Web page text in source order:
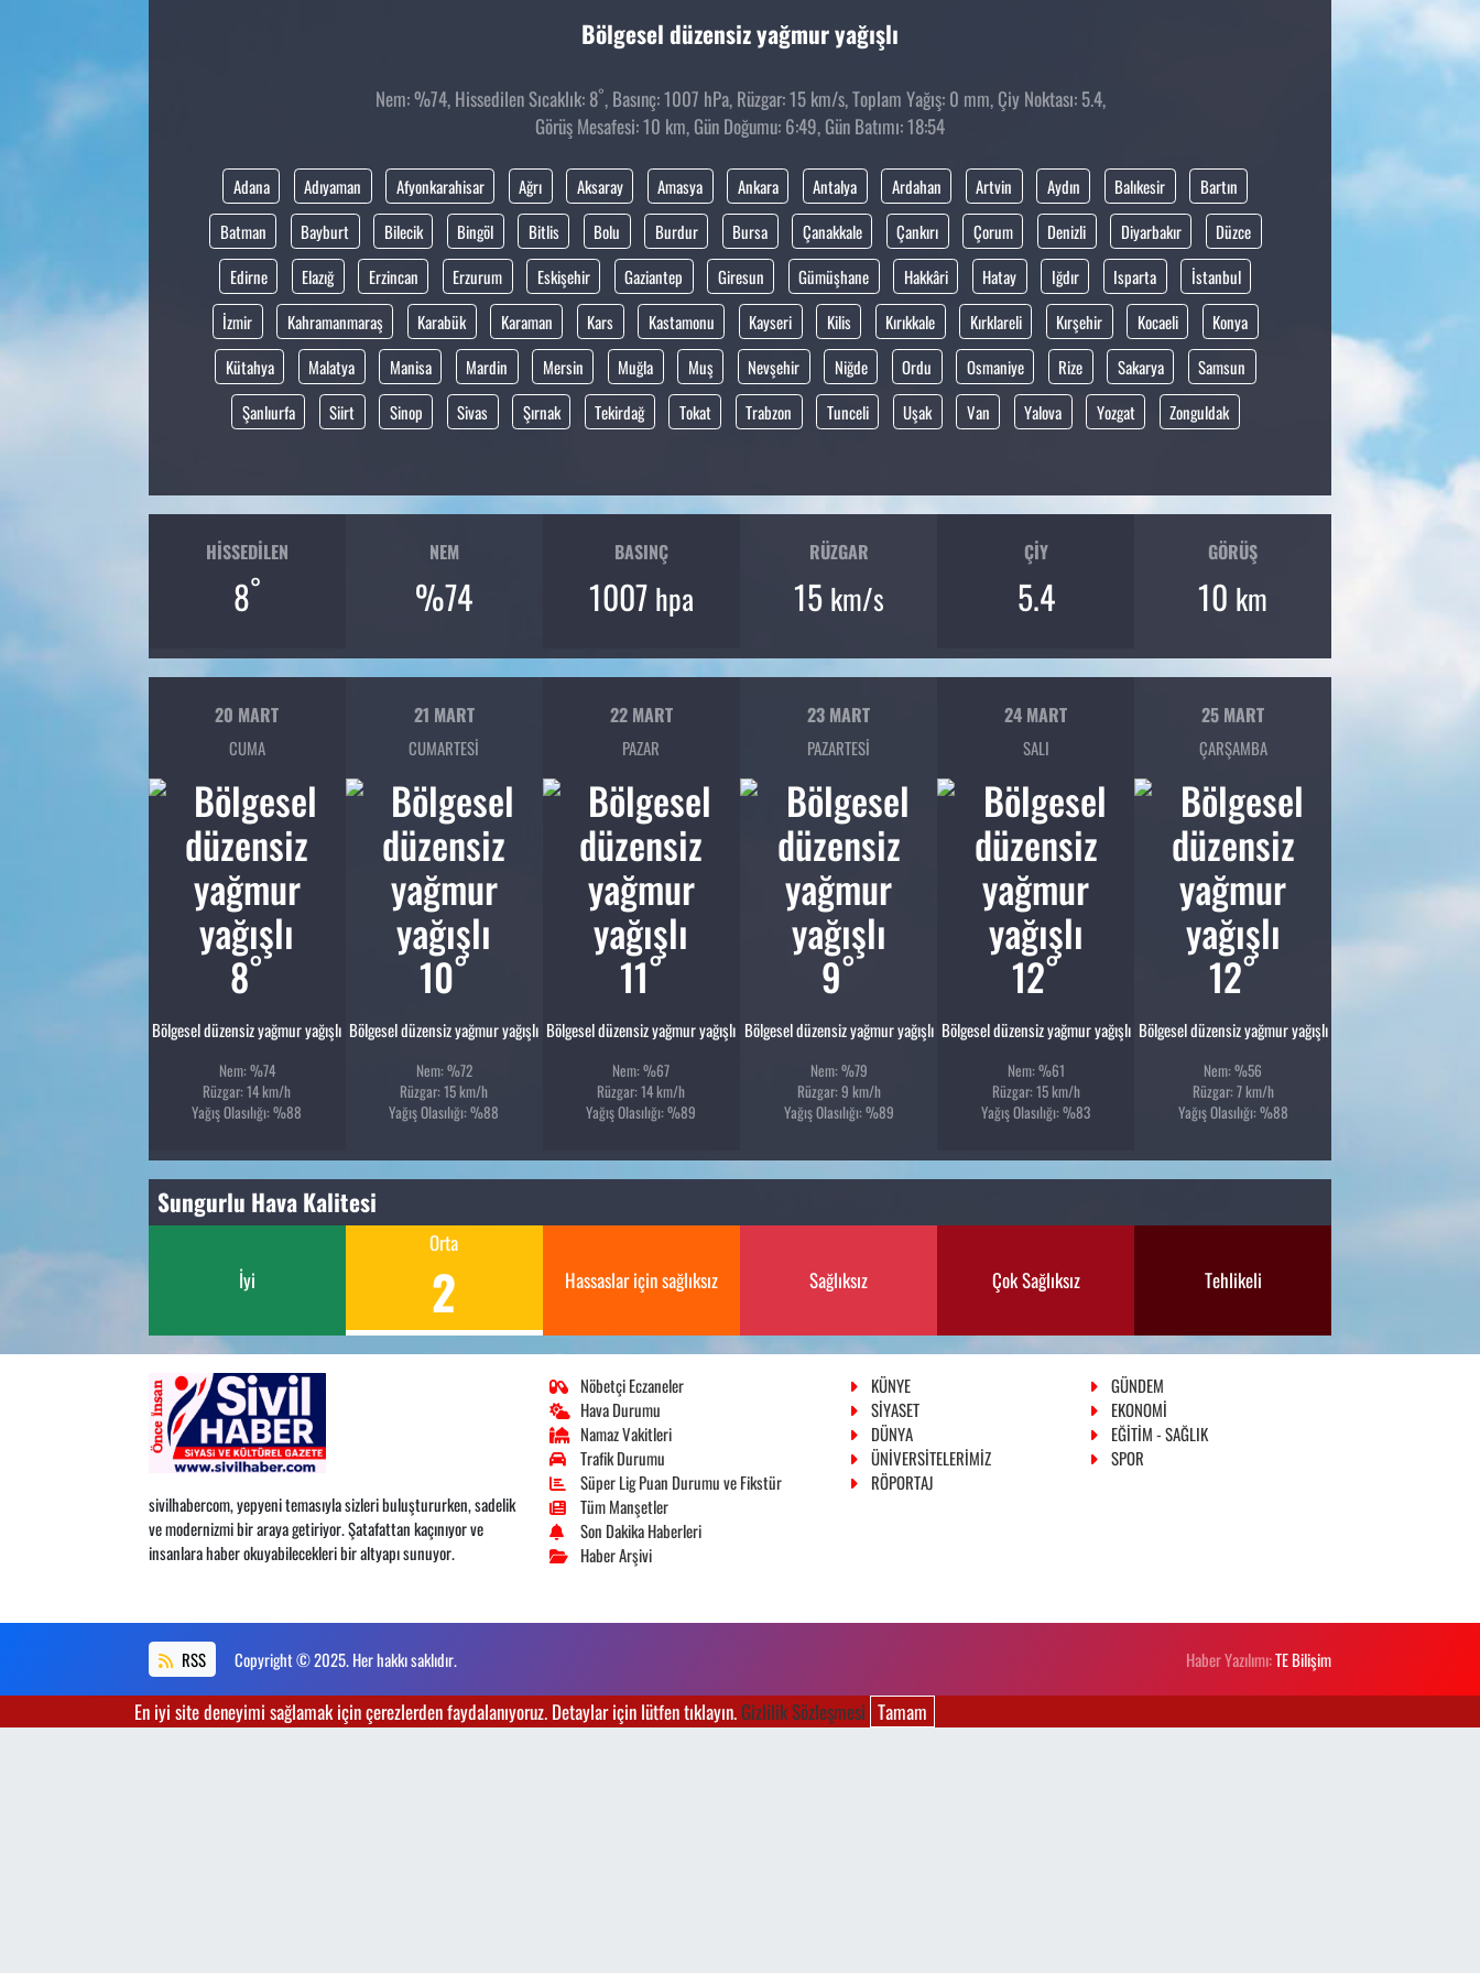
Bölgesel düzensiz yağmur yağışlı
Nem: %74, Hissedilen Sıcaklık: 8°, Basınç: 1007 hPa, Rüzgar: 15 km/s, Toplam Yağış: 0 mm, Çiy Noktası: 5.4,
Görüş Mesafesi: 10 km, Gün Doğumu: 6:49, Gün Batımı: 18:54
Adana Adıyaman Afyonkarahisar Ağrı Aksaray Amasya Ankara Antalya Ardahan Artvin Aydın Balıkesir
Bartın
Batman
Bayburt Bilecik Bingöl Bitlis Bolu Burdur Bursa Çanakkale Çankırı Çorum Denizli Diyarbakır
Düzce
Edirne
Elazığ Erzincan Erzurum Eskişehir Gaziantep Giresun Gümüşhane Hakkâri Hatay Iğdır Isparta
İstanbul
İzmir
Kahramanmaraş Karabük Karaman Kars Kastamonu Kayseri Kilis Kırıkkale Kırklareli Kırşehir Kocaeli
Konya
Kütahya
Malatya Manisa Mardin Mersin Muğla Muş Nevşehir Niğde Ordu Osmaniye Rize Sakarya
Samsun
Şanlıurfa
Siirt Sinop Sivas Şırnak Tekirdağ Tokat Trabzon Tunceli Uşak Van Yalova Yozgat Zonguldak
HISSEDILEN
8°
NEM
%74
BASINÇ
1007 hpa
RÜZGAR
15 km/s
ÇIY
5.4
GÖRÜŞ
10 km
20 MART
CUMA
8°
Bölgesel düzensiz yağmur yağışlı
Nem: %74
Rüzgar: 14 km/h
Yağış Olasılığı: %88
21 MART
CUMARTESI
10°
Bölgesel düzensiz yağmur yağışlı
Nem: %72
Rüzgar: 15 km/h
Yağış Olasılığı: %88
22 MART
PAZAR
11°
Bölgesel düzensiz yağmur yağışlı
Nem: %67
Rüzgar: 14 km/h
Yağış Olasılığı: %89
23 MART
PAZARTESI
9°
Bölgesel düzensiz yağmur yağışlı
Nem: %79
Rüzgar: 9 km/h
Yağış Olasılığı: %89
24 MART
SALI
12°
Bölgesel düzensiz yağmur yağışlı
Nem: %61
Rüzgar: 15 km/h
Yağış Olasılığı: %83
25 MART
ÇARŞAMBA
12°
Bölgesel düzensiz yağmur yağışlı
Nem: %56
Rüzgar: 7 km/h
Yağış Olasılığı: %88
Sungurlu Hava Kalitesi
İyi
Orta
2 Hassaslar için sağlıksız Sağlıksız Çok Sağlıksız Tehlikeli
sivilhabercom, yepyeni temasıyla sizleri buluştururken, sadelik
ve modernizmi bir araya getiriyor. Şatafattan kaçınıyor ve
insanlara haber okuyabilecekleri bir altyapı sunuyor.
Nöbetçi Eczaneler
Hava Durumu
Namaz Vakitleri
Trafik Durumu
Süper Lig Puan Durumu ve Fikstür
Tüm Manşetler
Son Dakika Haberleri
Haber Arşivi
KÜNYE
GÜNDEM
SİYASET
EKONOMİ
DÜNYA
EĞİTİM - SAĞLIK
ÜNİVERSİTELERİMİZ
SPOR
RÖPORTAJ
RSS Copyright © 2025. Her hakkı saklıdır. Haber Yazılımı:TE Bilişim
En iyi site deneyimi sağlamak için çerezlerden faydalanıyoruz. Detaylar için lütfen tıklayın.Gizlilik Sözleşmesi Tamam